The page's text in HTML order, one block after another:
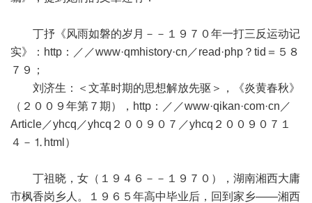
丁抒《风雨如磐的岁月－－１９７０年一打三反运动记
实》：http：／／www·qmhistory·cn／read·php？tid＝５８
７９；
刘济生：＜文革时期的思想解放先驱＞，《炎黄春秋》
（２００９年第７期），http：／／www·qikan·com·cn／
Article／yhcq／yhcq２００９０７／yhcq２００９０７１
４－⒈html）
丁祖晓，女（１９４６－－１９７０），湖南湘西大庸
市枫香岗乡人。１９６５年高中毕业后，回到家乡——湘西